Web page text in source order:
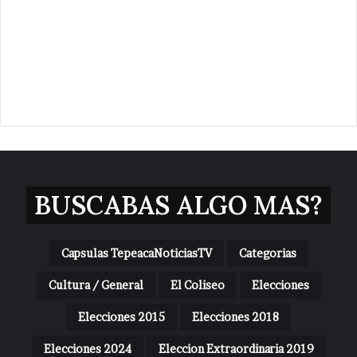
BUSCABAS ALGO MAS?
Capsulas TepeacaNoticiasTV Categorias
Cultura / General El Coliseo Elecciones
Elecciones 2015 Elecciones 2018
Elecciones 2024 Eleccion Extraordinaria 2019